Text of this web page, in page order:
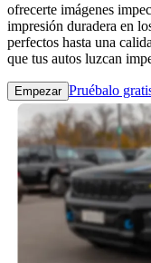
ofrecerte imágenes
impresión duradera en
perfectos hasta una
que tus autos luzcan
Empezar Pruébalo